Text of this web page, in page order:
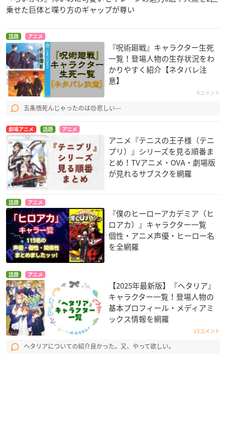
乗せた巨体と喋り方のギャップが尊い
話題 アニメ
『呪術廻戦』キャラクター生死
一覧！登場人物の生存状況をわ
かりやすく紹介【ネタバレ注
意】
8コメント
五条悟死んじゃったのは😞悲しい⋯
劇場アニメ 話題 アニメ
アニメ『テニスの王子様（テニ
プリ）』シリーズを見る順番ま
とめ！TVアニメ・OVA・劇場版
が見れるサブスクを網羅
話題 アニメ
『僕のヒーローアカデミア（ヒ
ロアカ）』キャラクター一覧
個性・アニメ声優・ヒーロー名
を全網羅
話題 アニメ
【2025年最新版】『ヘタリア』
キャラクター一覧！登場人物の
基本プロフィール・メディアミ
ックス情報を網羅
13コメント
ヘタリアについての紹介良かった。又、やって欲しい。